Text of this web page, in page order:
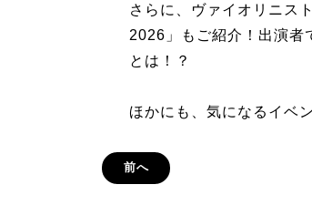
さらに、ヴァイオリニス
2026」もご紹介！出演者
とは！？
ほかにも、気になるイベ
前へ